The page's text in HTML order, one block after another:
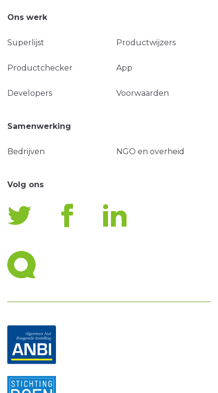
Ons werk
Superlijst Productwijzers
Productchecker App
Developers Voorwaarden
Samenwerking
Bedrijven NGO en overheid
Volg ons